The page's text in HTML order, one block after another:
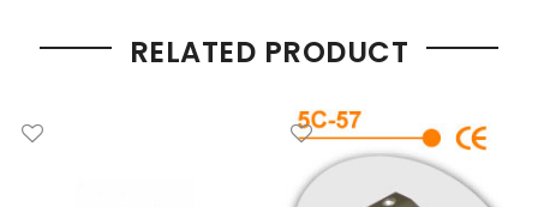
RELATED PRODUCT